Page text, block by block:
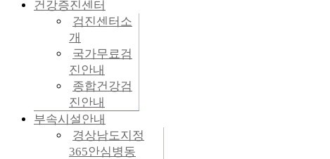
건강증진센터
검진센터소
개
국가무료검
진안내
종합건강검
진안내
부속시설안내
경상남도지정
365안심병동